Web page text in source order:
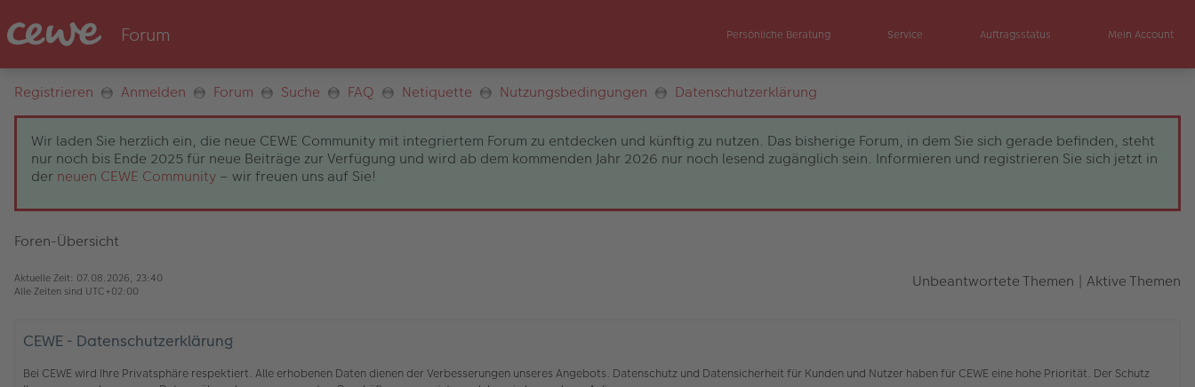
Persönliche Beratung Service Auftragsstatus Mein Account
Registrieren Anmelden Forum Suche FAQ Netiquette Nutzungsbedingungen Datenschutzerklärung
Wir laden Sie herzlich ein, die neue CEWE Community mit integriertem Forum zu entdecken und künftig zu nutzen. Das bisherige Forum, in dem Sie sich gerade befinden, steht
nur noch bis Ende 2025 für neue Beiträge zur Verfügung und wird ab dem kommenden Jahr 2026 nur noch lesend zugänglich sein. Informieren und registrieren Sie sich jetzt in
der neuen CEWE Community – wir freuen uns auf Sie!
Foren-Übersicht
Aktuelle Zeit: 07.08.2026, 23:40
Alle Zeiten sind UTC+02:00 Unbeantwortete Themen | Aktive Themen
CEWE - Datenschutzerklärung
Bei CEWE wird Ihre Privatsphäre respektiert. Alle erhobenen Daten dienen der Verbesserungen unseres Angebots. Datenschutz und Datensicherheit für Kunden und Nutzer haben für CEWE eine hohe Priorität. Der Schutz